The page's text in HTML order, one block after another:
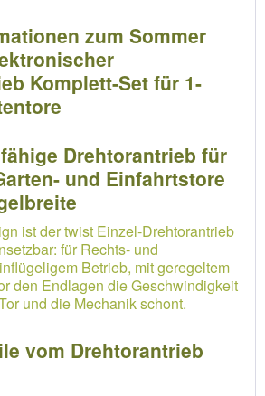
zum Sommer
Komplett-Set für 1-
Drehtorantrieb für
und Einfahrtstore
ist der twist Einzel-Drehtorantrieb
für Rechts- und
Betrieb, mit geregeltem
den Endlagen die Geschwindigkeit
und die Mechanik schont.
vom Drehtorantrieb